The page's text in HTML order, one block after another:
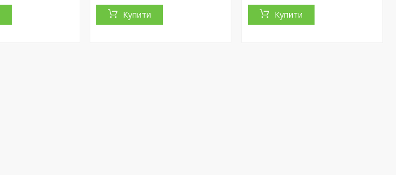
Купити Купити